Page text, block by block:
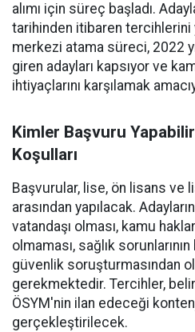
alımı için süreç başladı.
tarihinden itibaren tercihlerini
merkezi atama süreci, 2022
giren adayları kapsıyor ve
ihtiyaçlarını karşılamak
Kimler Başvuru
Koşulları
Başvurular, lise, ön lisans ve
arasından yapılacak.
vatandaşı olması, kamu
olmaması, sağlık
güvenlik soruşturmasından
gerekmektedir. Tercihler,
ÖSYM'nin ilan edeceği
gerçekleştirilecek.